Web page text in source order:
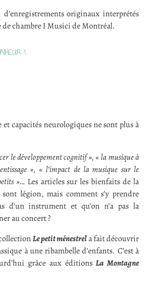
originaux interprétés
de chambre I Musici de Montréal.
!
capacités neurologiques ne sont plus à
le développement cognitif », « la musique à
», « l’impact de la musique sur le
»… Les articles sur les bienfaits de la
légion, mais comment s’y prendre
d’un instrument et qu’on n’a pas la
au concert ?
Le petit ménestrela fait découvrir
à une ribambelle d’enfants. C’est à
grâce aux éditionsLa Montagne